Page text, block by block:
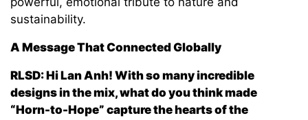
sustainability.
A Message That Connected Globally
RLSD: Hi Lan Anh! With so many incredible
designs in the mix, what do you think made
“Horn-to-Hope” capture the hearts of the